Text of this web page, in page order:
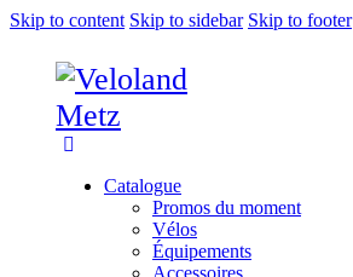
Skip to content Skip to sidebar Skip to footer
Catalogue
Promos du moment
Vélos
Équipements
Accessoires